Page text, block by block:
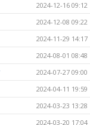
2024-12-16 09:12
2024-12-08 09:22
2024-11-29 14:17
2024-08-01 08:48
2024-07-27 09:00
2024-04-11 19:59
2024-03-23 13:28
2024-03-20 17:04